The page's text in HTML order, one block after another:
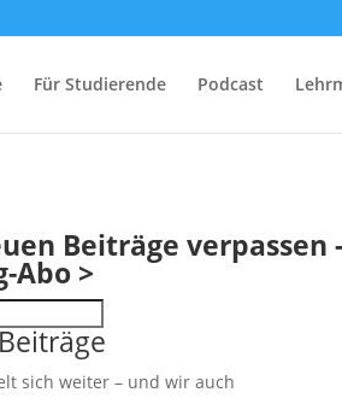
Für Studierende Podcast
Beiträge verpassen -
Abo >
sich weiter – und wir auch